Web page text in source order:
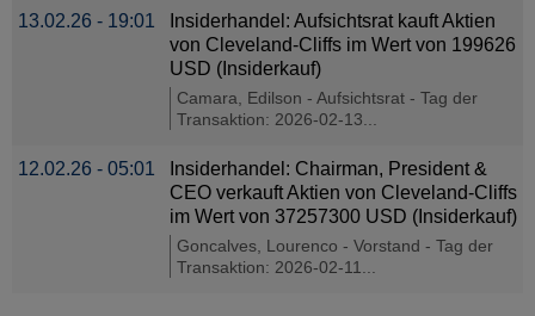
13.02.26 - 19:01
Insiderhandel: Aufsichtsrat kauft Aktien
von Cleveland-Cliffs im Wert von 199626
USD (Insiderkauf)
Camara, Edilson - Aufsichtsrat - Tag der
Transaktion: 2026-02-13...
12.02.26 - 05:01
Insiderhandel: Chairman, President &
CEO verkauft Aktien von Cleveland-Cliffs
im Wert von 37257300 USD (Insiderkauf)
Goncalves, Lourenco - Vorstand - Tag der
Transaktion: 2026-02-11...